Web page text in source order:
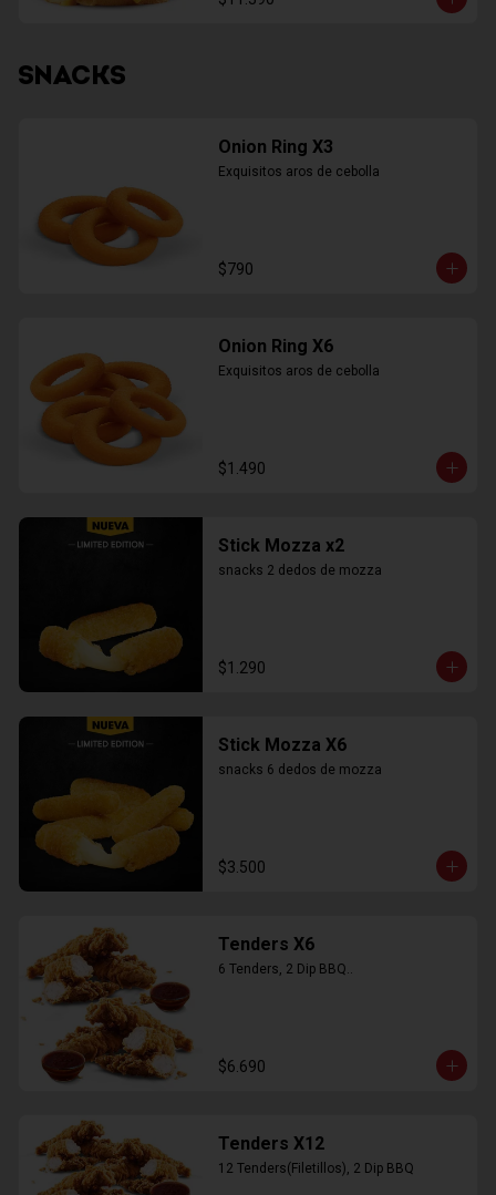
SNACKS
Onion Ring X3
Exquisitos aros de cebolla
$790
Onion Ring X6
Exquisitos aros de cebolla
$1.490
Stick Mozza x2
snacks 2 dedos de mozza
$1.290
Stick Mozza X6
snacks 6 dedos de mozza
$3.500
Tenders X6
6 Tenders, 2 Dip BBQ..
$6.690
Tenders X12
12 Tenders(Filetillos), 2 Dip BBQ